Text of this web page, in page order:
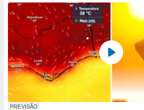
PREVISÃO